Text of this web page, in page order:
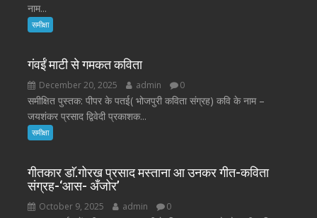
नाम...
समीक्षा
गंवईं माटी से गमकत कविता
December 20, 2025 admin 0
समीक्षित पुस्तक: पीपर के पतई( भोजपुरी कविता संग्रह) कवि के नाम –
जयशंकर प्रसाद द्विवेदी प्रकाशक...
समीक्षा
गीतकार डाॅ.गोरख प्रसाद मस्ताना आ उनकर गीत-कविता
संग्रह-‘आस- अँजोर’
October 9, 2025 admin 0